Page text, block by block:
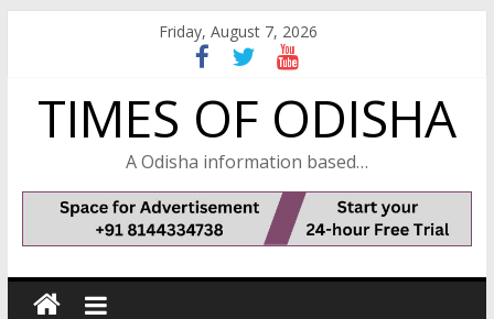
Friday, August 7, 2026
TIMES OF ODISHA
A Odisha information based…